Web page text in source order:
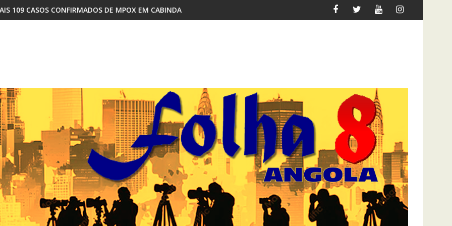
DE MPOX EM CABINDA COMO A DISPUTA INTERNA NO MPLA REDEFINE O JOGO PARA 2027DOCENTES DA ACADEMIA DO EXÉCITO